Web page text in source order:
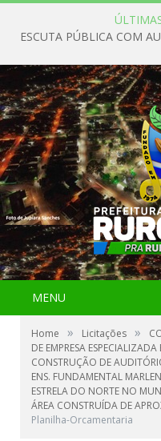
MENU
Home » Licitações »
DE EMPRESA
CONSTRUÇÃO DE
ENS. FUNDAMENTAL
ESTRELA DO NORTE NO
ÁREA CONSTRUÍDA DE
Planilha-Orcamentaria